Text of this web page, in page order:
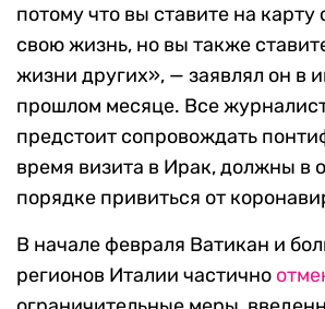
потому что вы ставите на карту
свою жизнь, но вы также
жизни других», — заявлял он в
прошлом месяце. Все
предстоит сопровождать
время визита в Ирак, должны в
порядке привиться от
В начале февраля Ватикан и
регионов Италии частично